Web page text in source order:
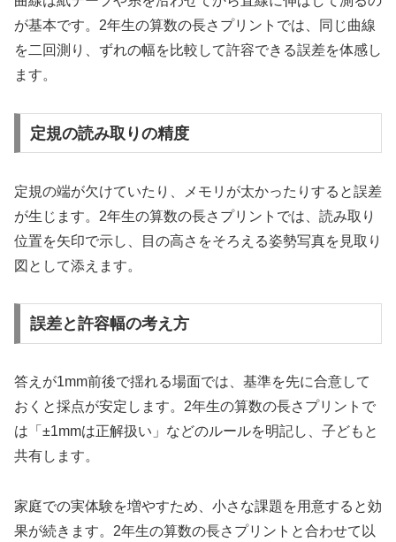
が基本です。2年生の算数の長さプリントでは、同じ曲線
を二回測り、ずれの幅を比較して許容できる誤差を体感し
ます。
定規の読み取りの精度
定規の端が欠けていたり、メモリが太かったりすると誤差
が生じます。2年生の算数の長さプリントでは、読み取り
位置を矢印で示し、目の高さをそろえる姿勢写真を見取り
図として添えます。
誤差と許容幅の考え方
答えが1mm前後で揺れる場面では、基準を先に合意して
おくと採点が安定します。2年生の算数の長さプリントで
は「±1mmは正解扱い」などのルールを明記し、子どもと
共有します。
家庭での実体験を増やすため、小さな課題を用意すると効
果が続きます。2年生の算数の長さプリントと合わせて以